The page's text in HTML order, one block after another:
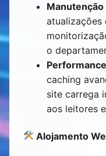
Manutenção
atualizações
o
caching
site carrega
aos leitores
Alojamento